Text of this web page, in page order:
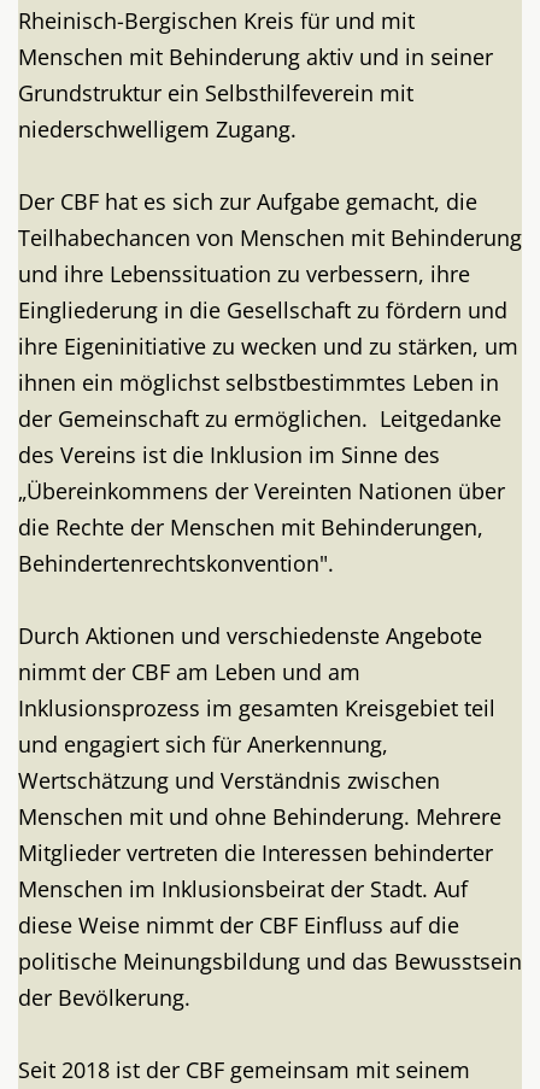
Rheinisch-Bergischen Kreis für und mit
Menschen mit Behinderung aktiv und in seiner
Grundstruktur ein Selbsthilfeverein mit
niederschwelligem Zugang.
Der CBF hat es sich zur Aufgabe gemacht, die
Teilhabechancen von Menschen mit Behinderung
und ihre Lebenssituation zu verbessern, ihre
Eingliederung in die Gesellschaft zu fördern und
ihre Eigeninitiative zu wecken und zu stärken, um
ihnen ein möglichst selbstbestimmtes Leben in
der Gemeinschaft zu ermöglichen. Leitgedanke
des Vereins ist die Inklusion im Sinne des
„Übereinkommens der Vereinten Nationen über
die Rechte der Menschen mit Behinderungen,
Behindertenrechtskonvention".
Durch Aktionen und verschiedenste Angebote
nimmt der CBF am Leben und am
Inklusionsprozess im gesamten Kreisgebiet teil
und engagiert sich für Anerkennung,
Wertschätzung und Verständnis zwischen
Menschen mit und ohne Behinderung. Mehrere
Mitglieder vertreten die Interessen behinderter
Menschen im Inklusionsbeirat der Stadt. Auf
diese Weise nimmt der CBF Einfluss auf die
politische Meinungsbildung und das Bewusstsein
der Bevölkerung.
Seit 2018 ist der CBF gemeinsam mit seinem